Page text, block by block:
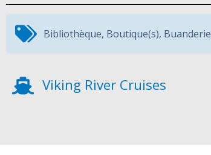
Bibliothèque, Boutique(s), Buanderie
Viking River Cruises